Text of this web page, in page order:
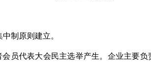
制原则建立。
员代表大会民主选举产生。企业主要